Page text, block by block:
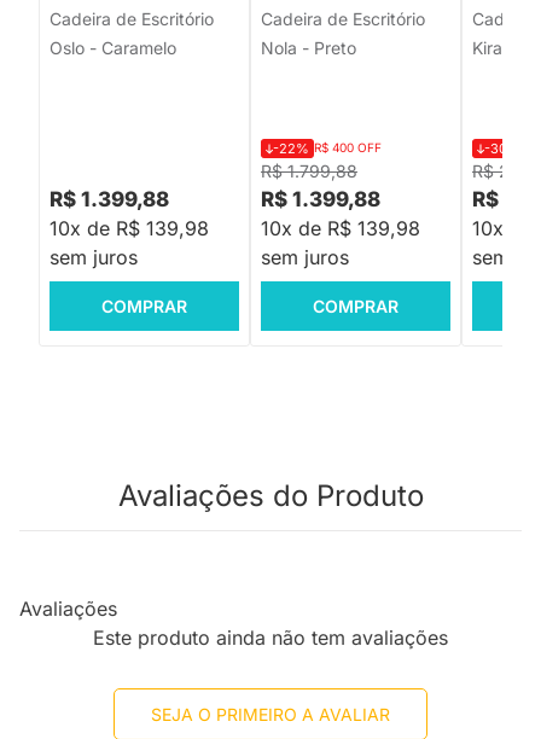
Cadeira de Escritório
Oslo - Caramelo
R$ 1.399,88
10x de R$ 139,98
sem juros
COMPRAR
Cadeira de Escritório
Nola - Preto
R$ 1.799,88
-22% R$ 400 OFF
R$ 1.399,88
10x de R$ 139,98
sem juros
COMPRAR
Cadeira
Kira
R$
-30%
R$
10x de
sem
Avaliações do Produto
Avaliações
Este produto ainda não tem avaliações
SEJA O PRIMEIRO A AVALIAR